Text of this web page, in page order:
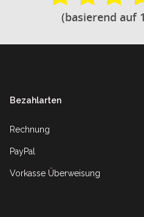
(basierend auf
Bezahlarten
Rechnung
PayPal
Vorkasse Überweisung